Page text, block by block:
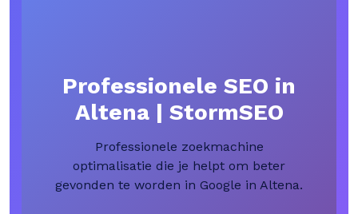
Professionele SEO in
Altena | StormSEO
Professionele zoekmachine
optimalisatie die je helpt om beter
gevonden te worden in Google in Altena.